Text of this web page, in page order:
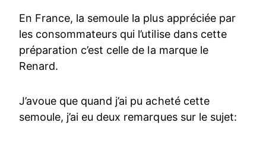
En France, la semoule la plus appréciée par
les consommateurs qui l’utilise dans cette
préparation c’est celle de la marque le
Renard.
J’avoue que quand j’ai pu acheté cette
semoule, j’ai eu deux remarques sur le sujet: